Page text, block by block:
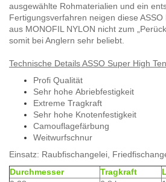
ausgewählte Rohmaterialien und ein
Fertigungsverfahren neigen diese
aus MONOFIL NYLON nicht zum
somit bei Anglern sehr beliebt.
Technische Details ASSO Super High
Profi Qualität
Sehr hohe Abriebfestigkeit
Extreme Tragkraft
Sehr hohe Knotenfestigkeit
Camouflagefärbung
Weitwurfschnur
Einsatz: Raubfischangelei,
Durchmesser
Tragkraft